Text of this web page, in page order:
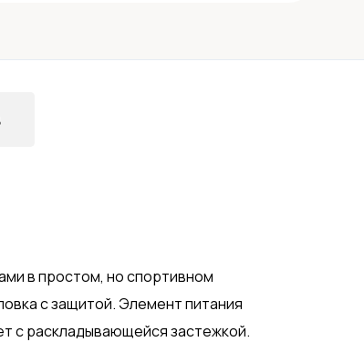
в простом, но спортивном
с защитой. Элемент питания
с раскладывающейся застежкой.